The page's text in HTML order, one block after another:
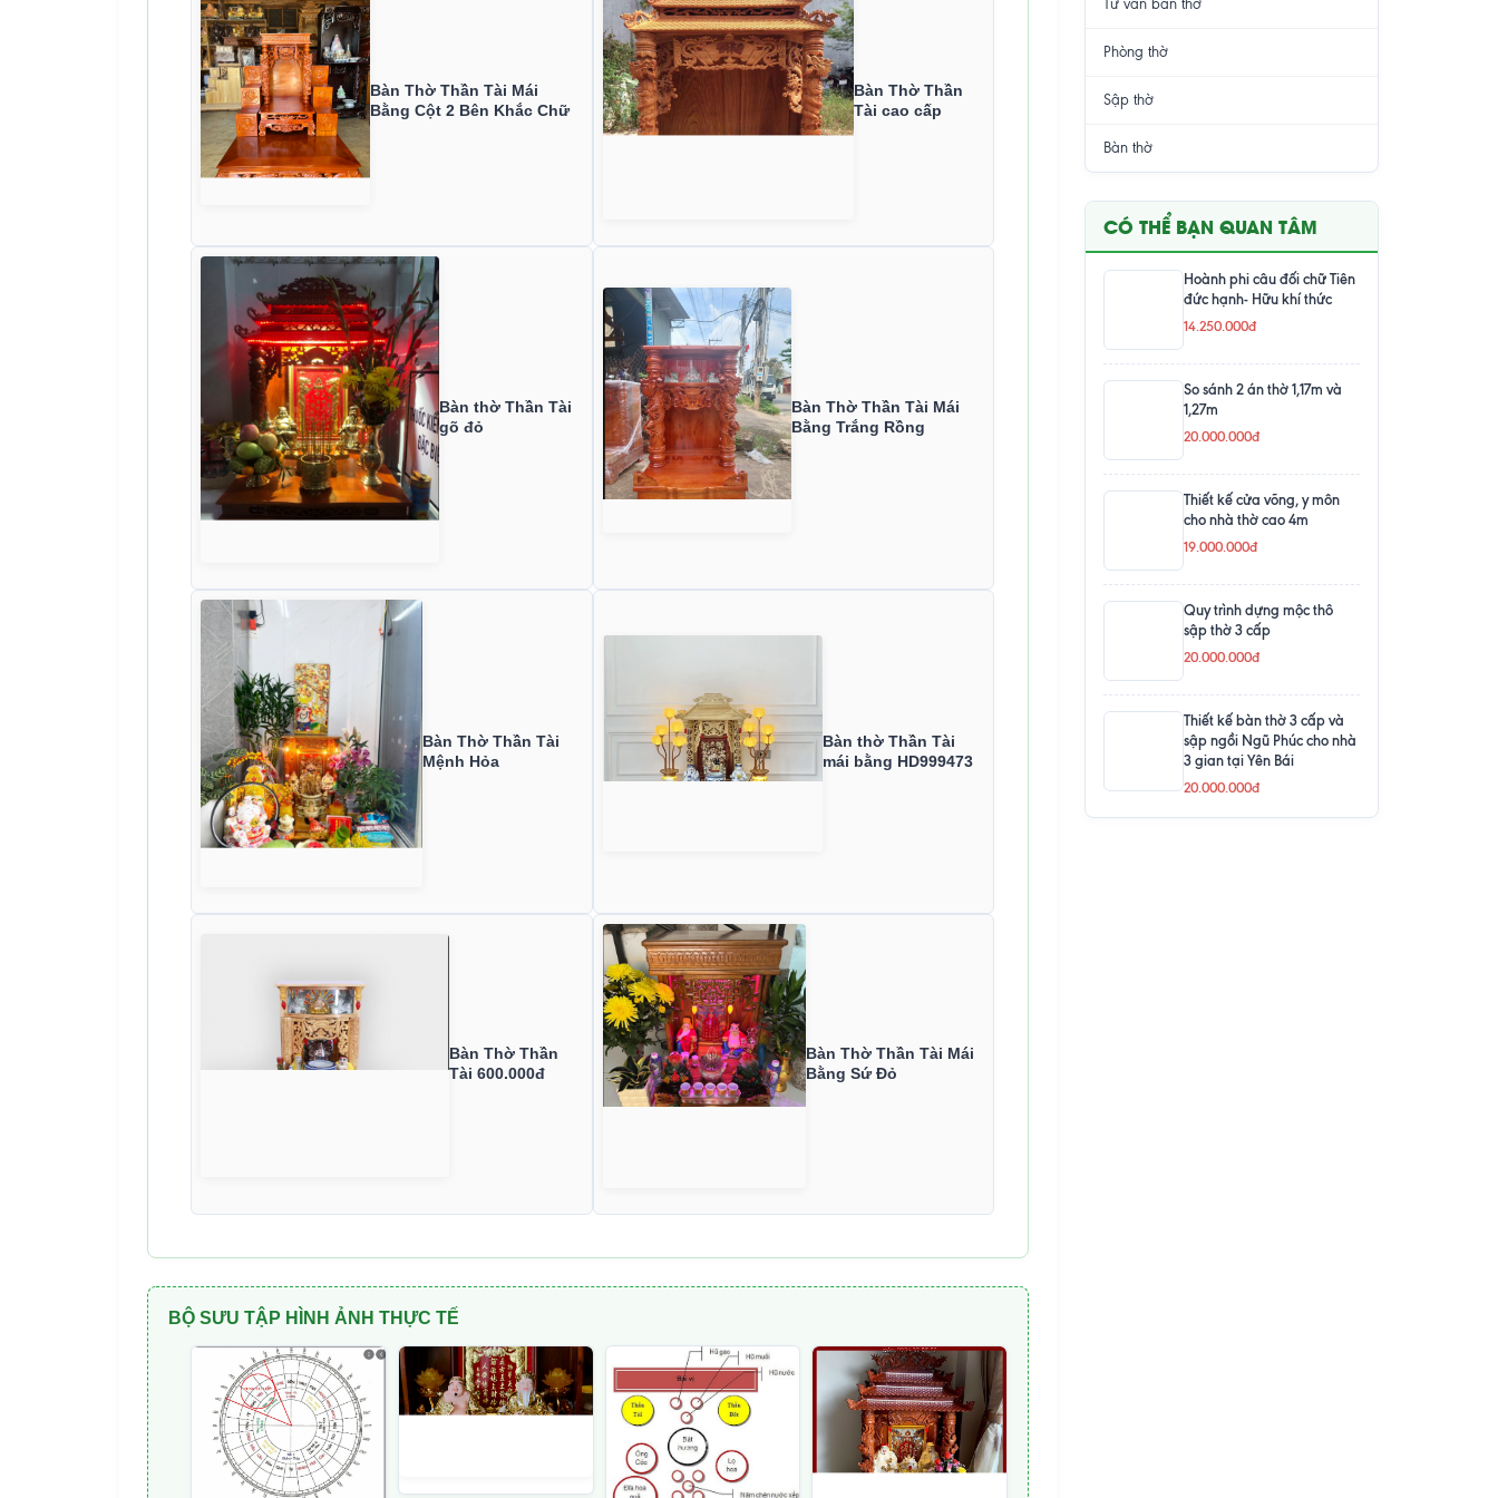
Bàn Thờ Thần Tài Mái
Bằng Cột 2 Bên Khắc Chữ
Bàn Thờ Thần
Tài cao cấp
Bàn thờ Thần Tài
gõ đỏ
Bàn Thờ Thần Tài Mái
Bằng Trắng Rồng
Bàn Thờ Thần Tài
Mệnh Hỏa
Bàn thờ Thần Tài
mái bằng HD999473
Bàn Thờ Thần
Tài 600.000đ
Bàn Thờ Thần Tài Mái
Bằng Sứ Đỏ
BỘ SƯU TẬP HÌNH ẢNH THỰC TẾ
Tư vấn bàn thờ
Phòng thờ
Sập thờ
Bàn thờ
CÓ THỂ BẠN QUAN TÂM
Hoành phi câu đối chữ Tiên
đức hạnh- Hữu khí thức
14.250.000đ
So sánh 2 án thờ 1,17m và
1,27m
20.000.000đ
Thiết kế cửa võng, y môn
cho nhà thờ cao 4m
19.000.000đ
Quy trình dựng mộc thô
sập thờ 3 cấp
20.000.000đ
Thiết kế bàn thờ 3 cấp và
sập ngồi Ngũ Phúc cho nhà
3 gian tại Yên Bái
20.000.000đ